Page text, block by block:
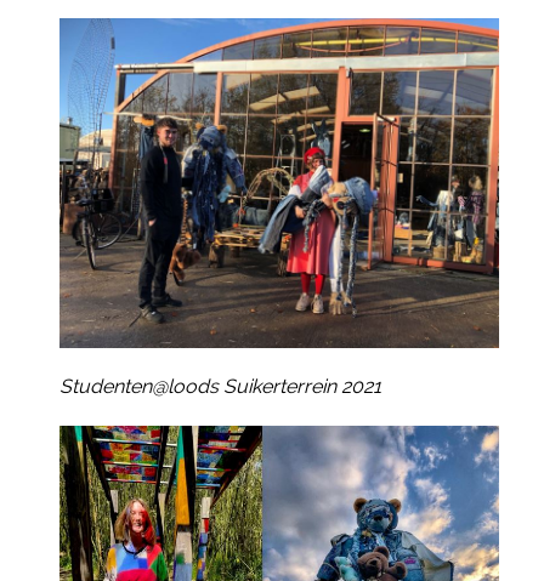
Studenten@loods Suikerterrein 2021